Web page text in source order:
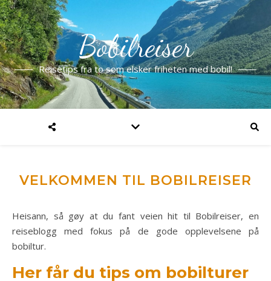
Bobilreiser
Reisetips fra to som elsker friheten med bobil!
VELKOMMEN TIL BOBILREISER
Heisann, så gøy at du fant veien hit til Bobilreiser, en
reiseblogg med fokus på de gode opplevelsene på
bobiltur.
Her får du tips om bobilturer